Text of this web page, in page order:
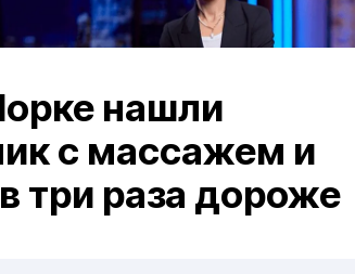
нашли
с массажем и
три раза дороже